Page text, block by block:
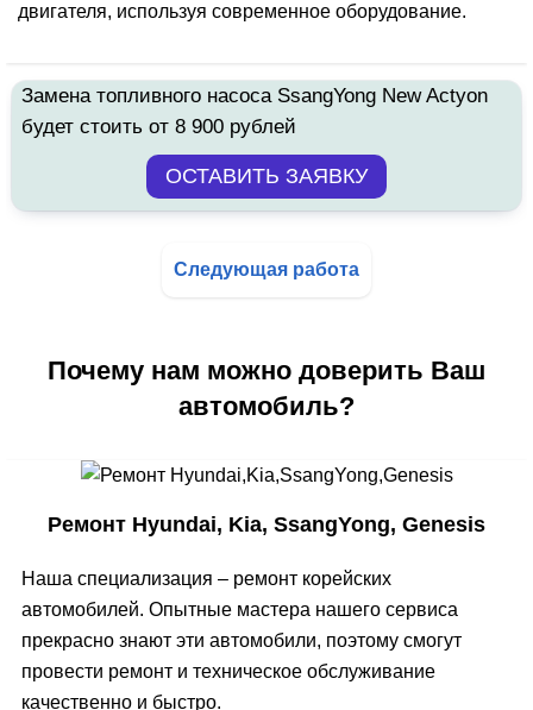
двигателя, используя современное оборудование.
Замена топливного насоса SsangYong New Actyon
будет стоить от 8 900 рублей
Следующая работа
Почему нам можно доверить Ваш
автомобиль?
Ремонт Hyundai, Kia, SsangYong, Genesis
Наша специализация – ремонт корейских
автомобилей. Опытные мастера нашего сервиса
прекрасно знают эти автомобили, поэтому смогут
провести ремонт и техническое обслуживание
качественно и быстро.